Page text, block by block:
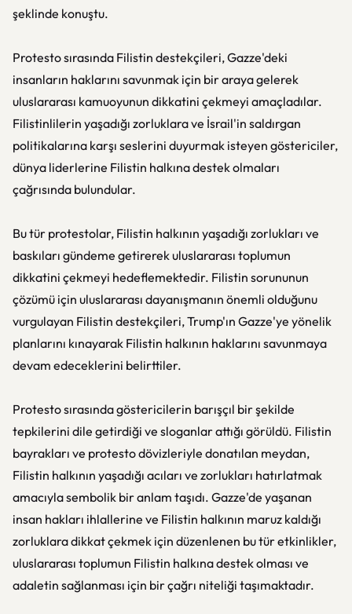
şeklinde konuştu.
Protesto sırasında Filistin destekçileri, Gazze'deki
insanların haklarını savunmak için bir araya gelerek
uluslararası kamuoyunun dikkatini çekmeyi amaçladılar.
Filistinlilerin yaşadığı zorluklara ve İsrail'in saldırgan
politikalarına karşı seslerini duyurmak isteyen göstericiler,
dünya liderlerine Filistin halkına destek olmaları
çağrısında bulundular.
Bu tür protestolar, Filistin halkının yaşadığı zorlukları ve
baskıları gündeme getirerek uluslararası toplumun
dikkatini çekmeyi hedeflemektedir. Filistin sorununun
çözümü için uluslararası dayanışmanın önemli olduğunu
vurgulayan Filistin destekçileri, Trump'ın Gazze'ye yönelik
planlarını kınayarak Filistin halkının haklarını savunmaya
devam edeceklerini belirttiler.
Protesto sırasında göstericilerin barışçıl bir şekilde
tepkilerini dile getirdiği ve sloganlar attığı görüldü. Filistin
bayrakları ve protesto dövizleriyle donatılan meydan,
Filistin halkının yaşadığı acıları ve zorlukları hatırlatmak
amacıyla sembolik bir anlam taşıdı. Gazze'de yaşanan
insan hakları ihlallerine ve Filistin halkının maruz kaldığı
zorluklara dikkat çekmek için düzenlenen bu tür etkinlikler,
uluslararası toplumun Filistin halkına destek olması ve
adaletin sağlanması için bir çağrı niteliği taşımaktadır.